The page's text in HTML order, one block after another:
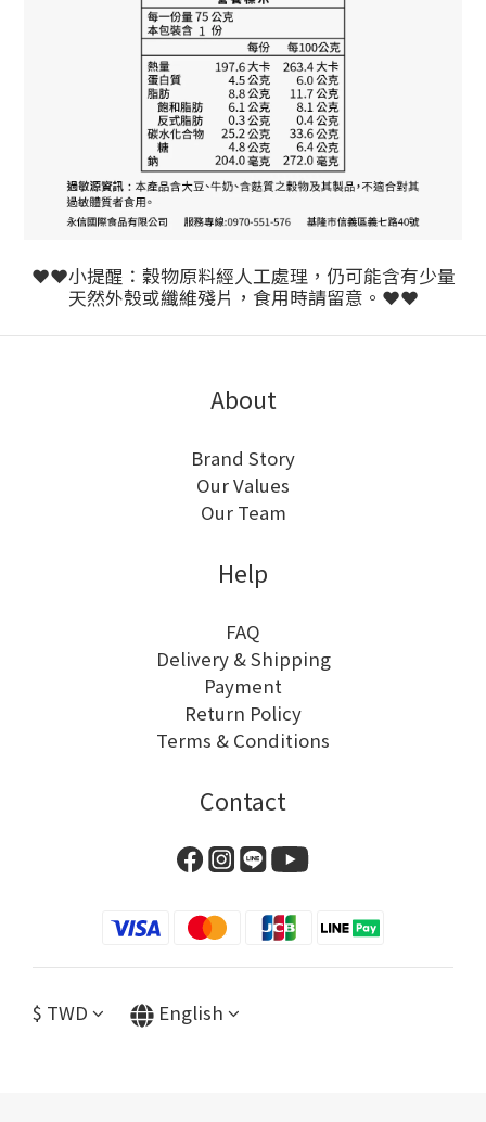
❤❤小提醒：穀物原料經人工處理，仍可能含有少量
天然外殼或纖維殘片，食用時請留意。❤❤
About
Brand Story
Our Values
Our Team
Help
FAQ
Delivery & Shipping
Payment
Return Policy
Terms & Conditions
Contact
$ TWD English